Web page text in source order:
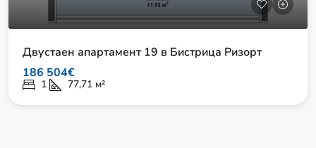
Двустаен апартамент 19 в Бистрица Ризорт
186 504€
1 77,71 м²